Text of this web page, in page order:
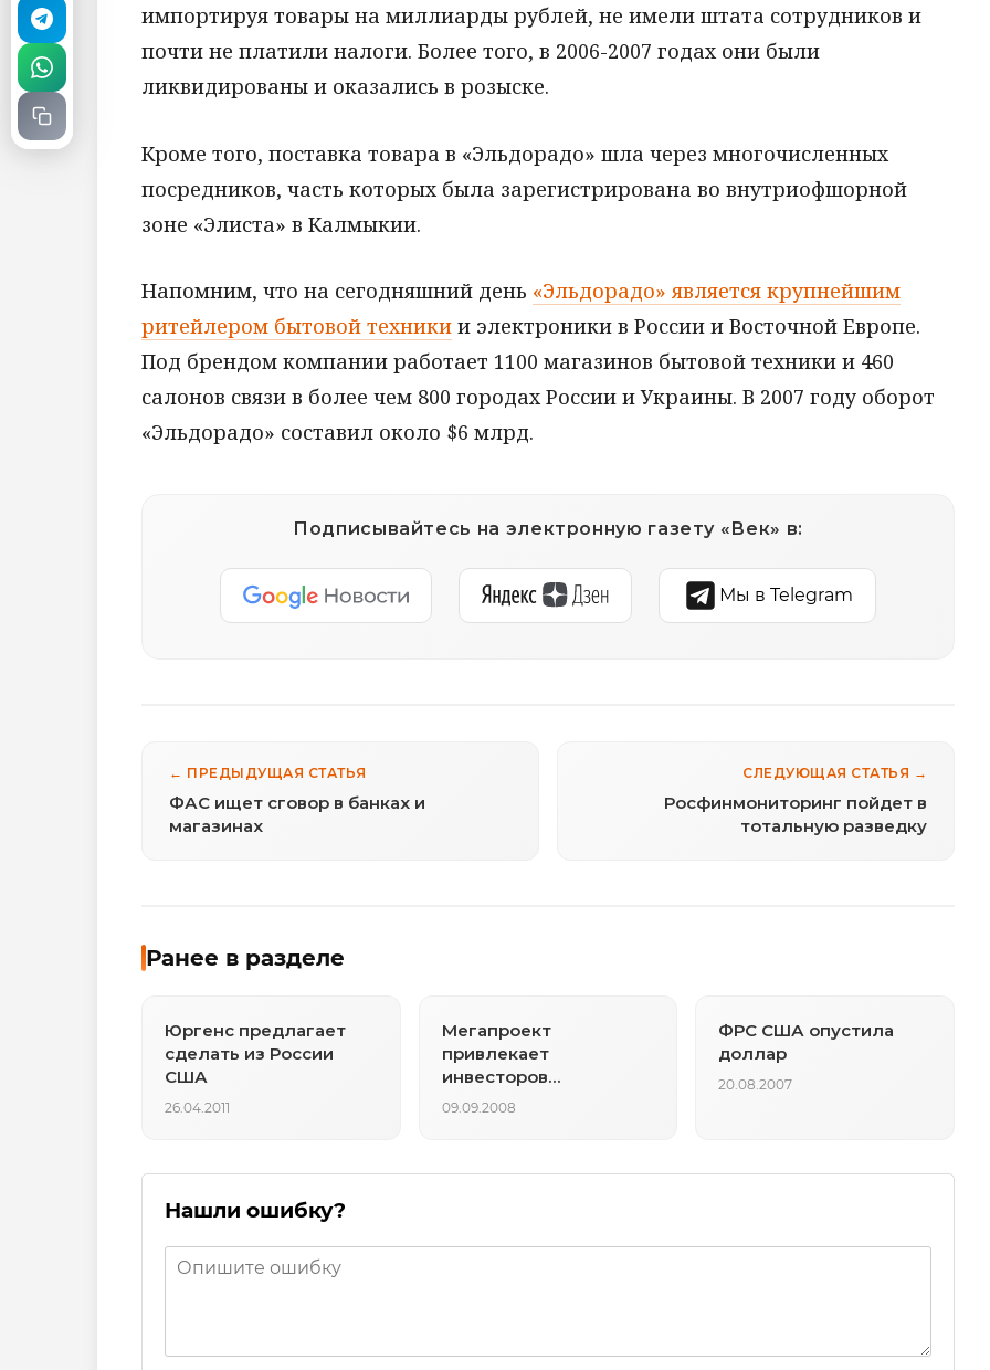
импортируя товары на миллиарды рублей, не имели штата сотрудников и
почти не платили налоги. Более того, в 2006-2007 годах они были
ликвидированы и оказались в розыске.
Кроме того, поставка товара в «Эльдорадо» шла через многочисленных
посредников, часть которых была зарегистрирована во внутриофшорной
зоне «Элиста» в Калмыкии.
Напомним, что на сегодняшний день «Эльдорадо» является крупнейшим
ритейлером бытовой техники и электроники в России и Восточной Европе.
Под брендом компании работает 1100 магазинов бытовой техники и 460
салонов связи в более чем 800 городах России и Украины. В 2007 году оборот
«Эльдорадо» составил около $6 млрд.
Подписывайтесь на электронную газету «Век» в:
Мы в Telegram
← ПРЕДЫДУЩАЯ СТАТЬЯ
ФАС ищет сговор в банках и
магазинах
СЛЕДУЮЩАЯ СТАТЬЯ →
Росфинмониторинг пойдет в
тотальную разведку
Ранее в разделе
Юргенс предлагает
сделать из России
США
26.04.2011
Мегапроект
привлекает
инвесторов
инновациями
09.09.2008
ФРС США опустила
доллар
20.08.2007
Нашли ошибку?